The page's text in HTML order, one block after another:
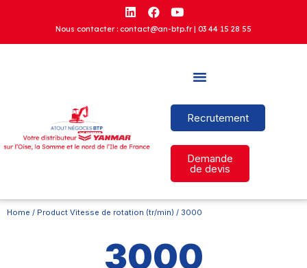
Nous contacter : contact@an-btp.fr | 03 44 15 28 55
Recrutement
Demande
de devis
Home / Product Vitesse de rotation (tr/min) / 3000
3000